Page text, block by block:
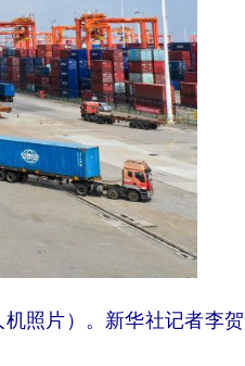
照片）。新华社记者李贺